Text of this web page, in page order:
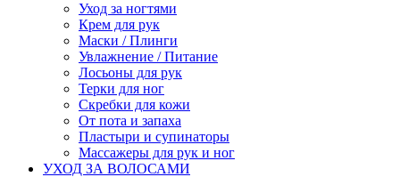
Уход за ногтями
Крем для рук
Маски / Плинги
Увлажнение / Питание
Лосьоны для рук
Терки для ног
Скребки для кожи
От пота и запаха
Пластыри и супинаторы
Массажеры для рук и ног
УХОД ЗА ВОЛОСАМИ